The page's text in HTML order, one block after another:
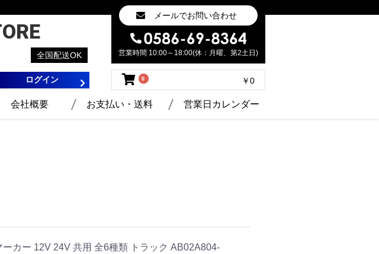
全国配送OK
メールでお問い合わせ
営業時間 10:00～18:00(休：月曜、第2土日)
ログイン 0 ￥0
会社概要 お支払い・送料 営業日カレンダー
カー 12V 24V 共用 全6種類 トラック AB02A804-